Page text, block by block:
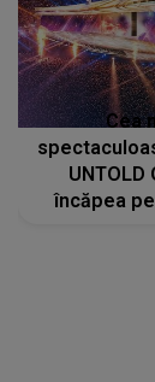
Cea
UNTOLD
încăpea